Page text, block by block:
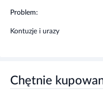
Nie stosować u osób
Kobiety w ciąży lub
Problem:
Kontuzje i urazy
Chętnie